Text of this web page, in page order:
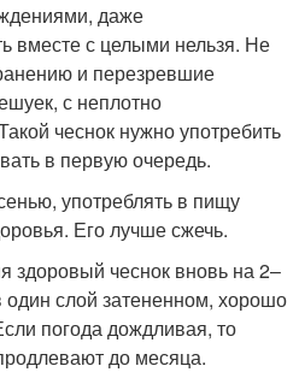
даже
вместе с целыми нельзя. Не
и перезревшие
с неплотно
чеснок нужно употребить
в первую очередь.
употреблять в пищу
Его лучше сжечь.
здоровый чеснок вновь на 2–
слой затененном, хорошо
погода дождливая, то
до месяца.